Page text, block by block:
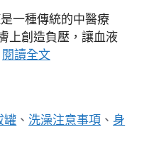
一種傳統的中醫療
上創造負壓，讓血液
閱讀全文
罐 、 洗澡注意事項 、 身